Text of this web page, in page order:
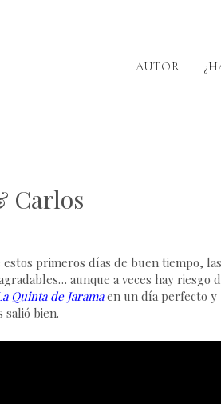
AUTOR
Carlos
estos primeros días de buen tiempo, las
aunque a veces hay riesgo
Quinta de Jaramaen un día perfecto y
bien.